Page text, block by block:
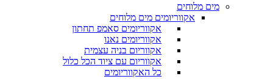
מים מלוחים
אקווריומים מים מלוחים
אקווריומים סאמפ תחתון
אקווריומים נאנו
אקווריום בניה עצמית
אקווריום עם ציוד הכל כלול
כל האקווריומים